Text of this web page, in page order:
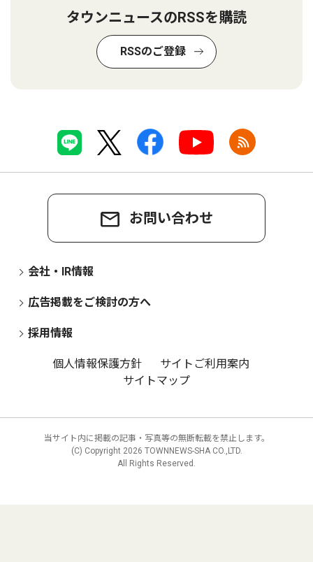
タウンニュースのRSSを購読
RSSのご登録
お問い合わせ
会社・IR情報
広告掲載をご検討の方へ
採用情報
個人情報保護方針
サイトご利用案内
サイトマップ
当サイト内に掲載の記事・写真等の無断転載を禁止します。
(C) Copyright 2026 TOWNNEWS-SHA CO.,LTD.
All Rights Reserved.